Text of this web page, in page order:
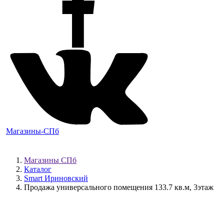
Магазины-СПб
Магазины СПб
Каталог
Smart Ириновский
Продажа универсального помещения 133.7 кв.м, 3этаж